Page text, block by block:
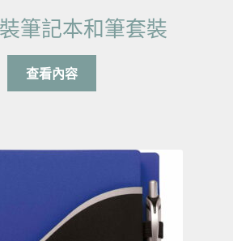
筆記本和筆套裝
查看內容